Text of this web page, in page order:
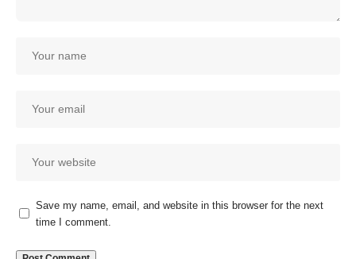
Save my name, email, and website in this browser for the next
time I comment.